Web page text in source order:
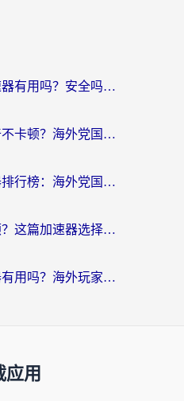
在国外打鸣潮用加速器有用吗？安全吗？海外玩家国服游戏加速全指南
德国怎么玩地鼠传奇不卡顿？海外党国服游戏加速全攻略（含战双EVE实用指南）
超越时空的猫加速器排行榜：海外党国服游戏不卡顿的终极选择指南
英国玩枪神纪总卡顿？这篇加速器选择指南帮你告别延迟（附实测推荐）
最强蜗牛迅游加速器有用吗？海外玩家国服游戏加速避坑指南（附德国玩忍者必须死3流星蝴蝶剑解决办法）
应用